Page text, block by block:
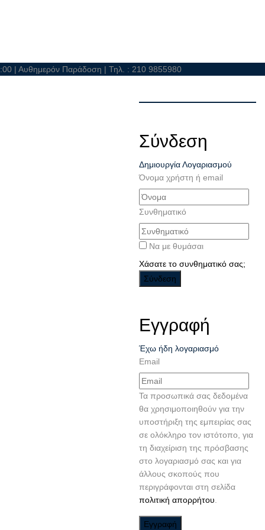
| Αυθημερόν Παράδοση | Τηλ. : 210 9855980
Σύνδεση
Δημιουργία Λογαριασμού
Όνομα χρήστη ή email
Συνθηματικό
Να με θυμάσαι
Χάσατε το συνθηματικό σας;
Εγγραφή
Έχω ήδη λογαριασμό
Email
Τα προσωπικά σας δεδομένα
θα χρησιμοποιηθούν για την
υποστήριξη της εμπειρίας σας
σε ολόκληρο τον ιστότοπο, για
τη διαχείριση της πρόσβασης
στο λογαριασμό σας και για
άλλους σκοπούς που
περιγράφονται στη σελίδα
πολιτική απορρήτου